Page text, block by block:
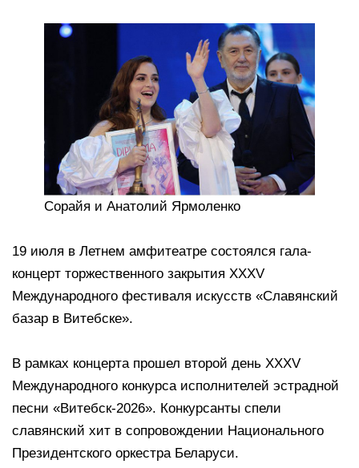
Сорайя и Анатолий Ярмоленко
19 июля в Летнем амфитеатре состоялся гала-
концерт торжественного закрытия XXXV
Международного фестиваля искусств «Славянский
базар в Витебске».
В рамках концерта прошел второй день XXXV
Международного конкурса исполнителей эстрадной
песни «Витебск-2026». Конкурсанты спели
славянский хит в сопровождении Национального
Президентского оркестра Беларуси.